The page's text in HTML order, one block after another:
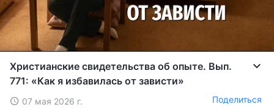
Христианские свидетельства об опыте. Вып.
771: «Как я избавилась от зависти»
07 мая 2026 г. Поделиться